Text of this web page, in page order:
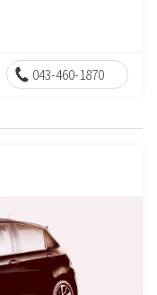
043-460-1870